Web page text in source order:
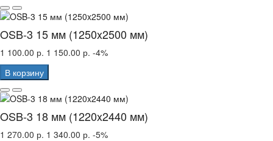
OSB-3 15 мм (1250x2500 мм)
1 100.00 р. 1 150.00 р. -4%
В корзину
OSB-3 18 мм (1220x2440 мм)
1 270.00 р. 1 340.00 р. -5%